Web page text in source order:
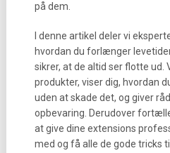
på dem.
I denne artikel deler vi
hvordan du forlænger
sikrer, at de altid ser flotte ud.
produkter, viser dig, hvordan
uden at skade det, og giver
opbevaring. Derudover
at give dine extensions
med og få alle de gode tricks